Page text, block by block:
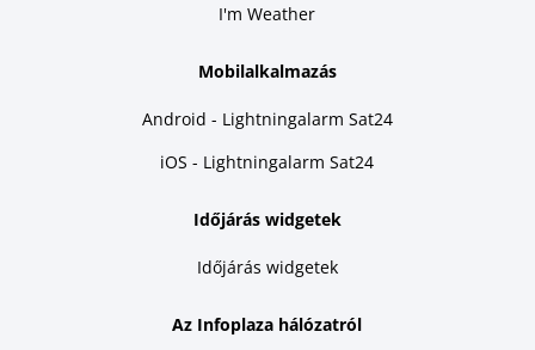
I'm Weather
Mobilalkalmazás
Android - Lightningalarm Sat24
iOS - Lightningalarm Sat24
Időjárás widgetek
Időjárás widgetek
Az Infoplaza hálózatról